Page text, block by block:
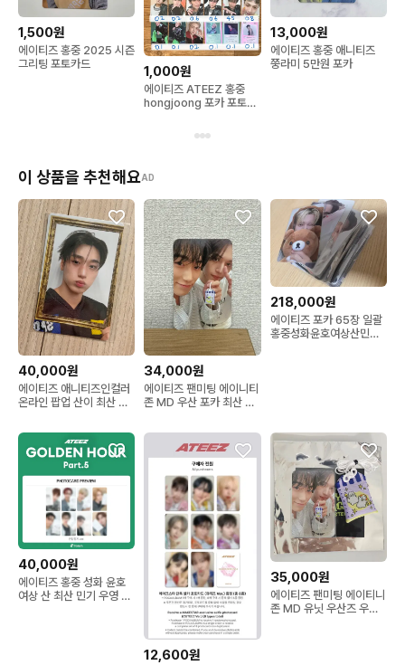
1,500원
에이티즈 홍중 2025 시즌
그리팅 포토카드
1,000원
에이티즈 ATEEZ 홍중
hongjoong 포카 포토카
13,000원
에이티즈 홍중 애니티즈
쭝라미 5만원 포카
이 상품을 추천해요AD
40,000원
에이티즈 애니티즈인컬러
온라인 팝업 산이 최산 특
34,000원
에이티즈 팬미팅 에이니티
존 MD 우산 포카 최산 정
218,000원
에이티즈 포카 65장 일괄
홍중성화윤호여상산민기
40,000원
에이티즈 홍중 성화 윤호
여상 산 최산 민기 우영 종
12,600원
35,000원
에이티즈 팬미팅 에이티니
존 MD 유닛 우산즈 우영